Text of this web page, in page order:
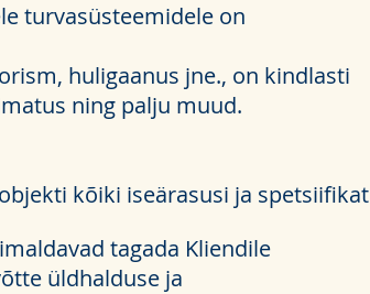
turvasüsteemidele on
huligaanus jne., on kindlasti
ning palju muud.
kõiki iseärasusi ja spetsiifikat
tagada Kliendile
üldhalduse ja